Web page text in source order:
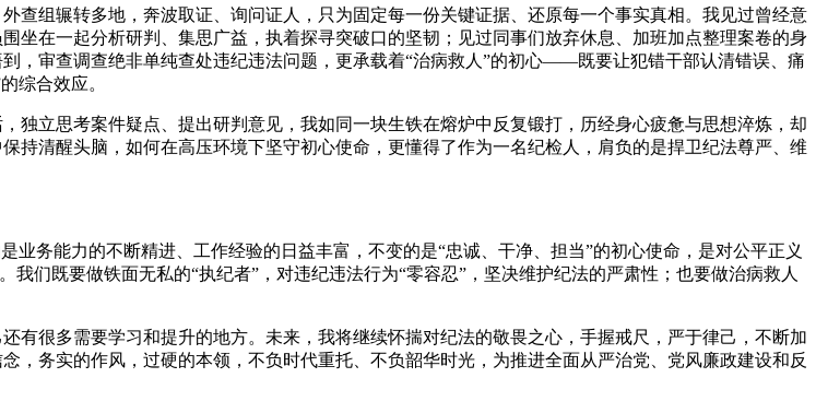
查组辗转多地，奔波取证、询问证人，只为固定每一份关键证据、还原每一个事实真相。我见过曾经意
坐在一起分析研判、集思广益，执着探寻突破口的坚韧；见过同事们放弃休息、加班加点整理案卷的身
，审查调查绝非单纯查处违纪违法问题，更承载着“治病救人”的初心——既要让犯错干部认清错误、痛
综合效应。
独立思考案件疑点、提出研判意见，我如同一块生铁在熔炉中反复锻打，历经身心疲惫与思想淬炼，却
持清醒头脑，如何在高压环境下坚守初心使命，更懂得了作为一名纪检人，肩负的是捍卫纪法尊严、维
业务能力的不断精进、工作经验的日益丰富，不变的是“忠诚、干净、担当”的初心使命，是对公平正义
们既要做铁面无私的“执纪者”，对违纪违法行为“零容忍”，坚决维护纪法的严肃性；也要做治病救人
有很多需要学习和提升的地方。未来，我将继续怀揣对纪法的敬畏之心，手握戒尺，严于律己，不断加
，务实的作风，过硬的本领，不负时代重托、不负韶华时光，为推进全面从严治党、党风廉政建设和反